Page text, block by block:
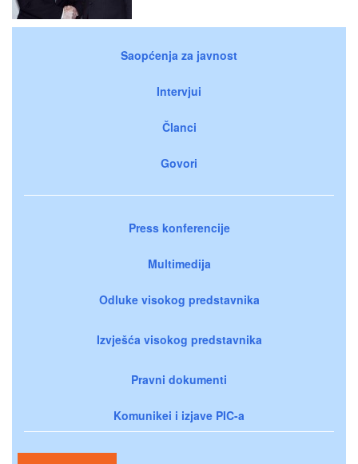
Saopćenja za javnost
Intervjui
Članci
Govori
Press konferencije
Multimedija
Odluke visokog predstavnika
Izvješća visokog predstavnika
Pravni dokumenti
Komunikei i izjave PIC-a